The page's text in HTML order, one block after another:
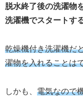
脱水終了後の洗濯物
洗濯機でスタートす
乾燥機付き洗濯機だ
濯物を入れることは
しかも、 電気なので